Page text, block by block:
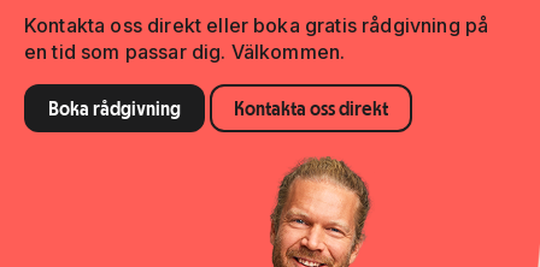
Kontakta oss direkt eller boka gratis rådgivning på
en tid som passar dig. Välkommen.
Boka rådgivning Kontakta oss direkt